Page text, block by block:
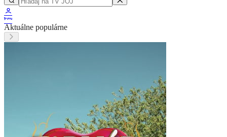
Aktuálne populárne